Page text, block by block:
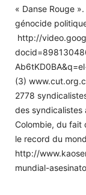
« Danse Rouge
génocide
http://
(3)
2778
des syndicalistes
Colombie, du fait
le record du
http://
mundial-